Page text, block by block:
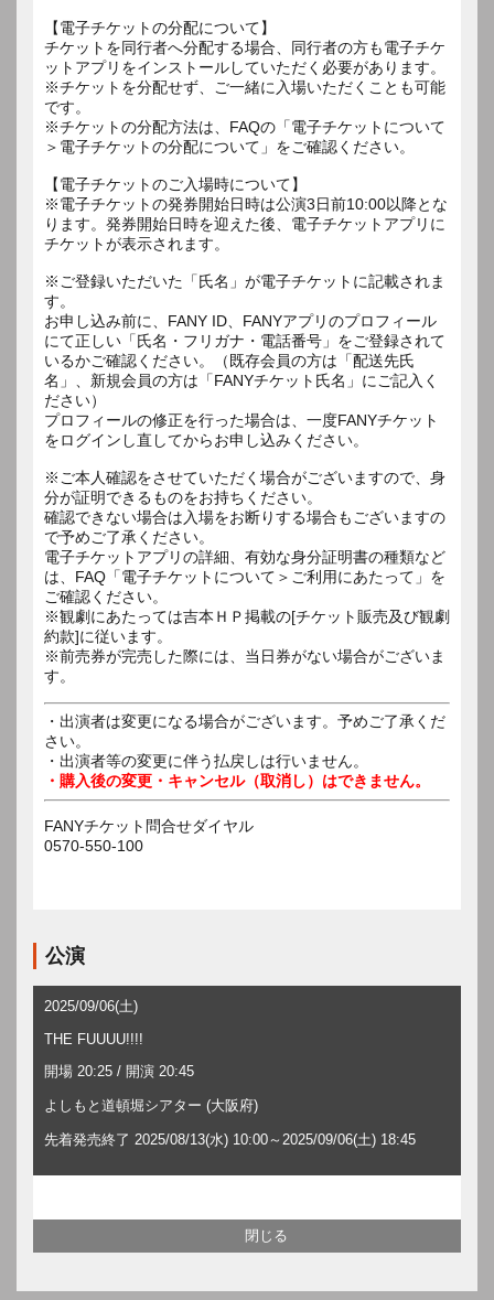
【電子チケットの分配について】
チケットを同行者へ分配する場合、同行者の方も電子チケ
ットアプリをインストールしていただく必要があります。
※チケットを分配せず、ご一緒に入場いただくことも可能
です。
※チケットの分配方法は、FAQの「電子チケットについて
＞電子チケットの分配について」をご確認ください。
【電子チケットのご入場時について】
※電子チケットの発券開始日時は公演3日前10:00以降とな
ります。発券開始日時を迎えた後、電子チケットアプリに
チケットが表示されます。
※ご登録いただいた「氏名」が電子チケットに記載されま
す。
お申し込み前に、FANY ID、FANYアプリのプロフィール
にて正しい「氏名・フリガナ・電話番号」をご登録されて
いるかご確認ください。（既存会員の方は「配送先氏
名」、新規会員の方は「FANYチケット氏名」にご記入く
ださい）
プロフィールの修正を行った場合は、一度FANYチケット
をログインし直してからお申し込みください。
※ご本人確認をさせていただく場合がございますので、身
分が証明できるものをお持ちください。
確認できない場合は入場をお断りする場合もございますの
で予めご了承ください。
電子チケットアプリの詳細、有効な身分証明書の種類など
は、FAQ「電子チケットについて＞ご利用にあたって」を
ご確認ください。
※観劇にあたっては吉本ＨＰ掲載の[チケット販売及び観劇
約款]に従います。
※前売券が完売した際には、当日券がない場合がございま
す。
・出演者は変更になる場合がございます。予めご了承くだ
さい。
・出演者等の変更に伴う払戻しは行いません。
・購入後の変更・キャンセル（取消し）はできません。
FANYチケット問合せダイヤル
0570-550-100
公演
2025/09/06(土)
THE FUUUU!!!!
開場 20:25 / 開演 20:45
よしもと道頓堀シアター (大阪府)
先着発売終了 2025/08/13(水) 10:00～2025/09/06(土) 18:45